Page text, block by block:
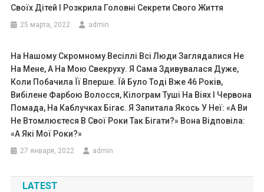
Своїх Дітей І Розкрила Головні Секрети Свого Життя
25 марта, 2022 admin
На Нашому Скромному Весіллі Всі Люди Заглядалися Не
На Мене, А На Мою Свекруху. Я Сама Здивувалася Дуже,
Коли Побачила Її Вперше. Їй Було Тоді Вже 46 Років,
Вибілене Фарбою Волосся, Кілограм Туші На Віях І Червона
Помада, На Каблучках Бігає. Я Запитала Якось У Неї: «А Ви
Не Втомлюєтеся В Свої Роки Так Бігати?» Вона Відповіла:
«А Які Мої Роки?»
27 января, 2022 admin
LATEST